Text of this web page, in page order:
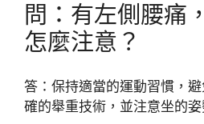
問：有左側腰痛
怎麼注意？
答：保持適當的運動習慣，
確的舉重技術，並注意坐的姿